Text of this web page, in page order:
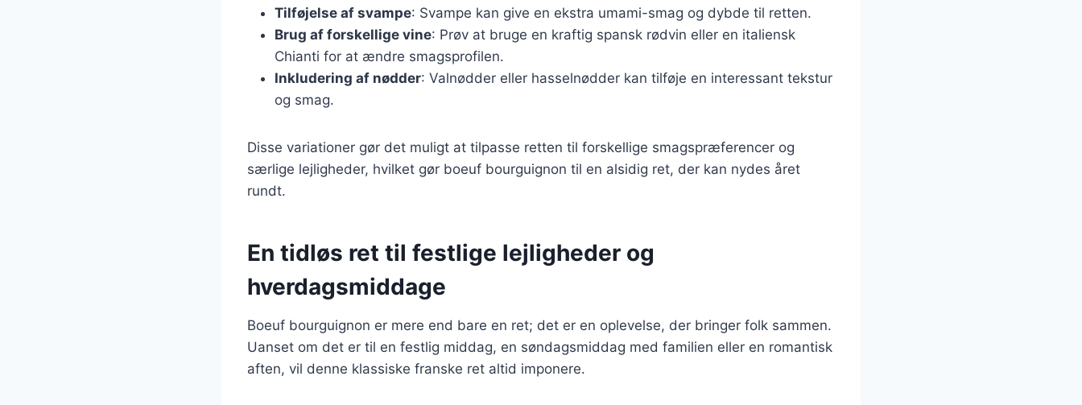
Tilføjelse af svampe: Svampe kan give en ekstra umami-smag og dybde til retten.
Brug af forskellige vine: Prøv at bruge en kraftig spansk rødvin eller en italiensk
Chianti for at ændre smagsprofilen.
Inkludering af nødder: Valnødder eller hasselnødder kan tilføje en interessant tekstur
og smag.
Disse variationer gør det muligt at tilpasse retten til forskellige smagspræferencer og
særlige lejligheder, hvilket gør boeuf bourguignon til en alsidig ret, der kan nydes året
rundt.
En tidløs ret til festlige lejligheder og
hverdagsmiddage
Boeuf bourguignon er mere end bare en ret; det er en oplevelse, der bringer folk sammen.
Uanset om det er til en festlig middag, en søndagsmiddag med familien eller en romantisk
aften, vil denne klassiske franske ret altid imponere.